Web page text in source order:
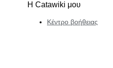
Η Catawiki μου
Κέντρο βοήθειας